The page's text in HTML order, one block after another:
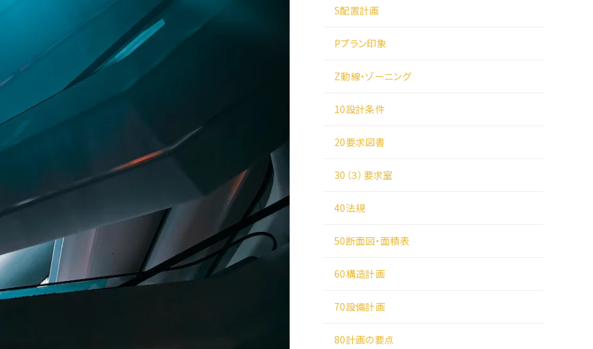
S配置計画
Pプラン印象
Z動線・ゾーニング
10設計条件
20要求図書
30（３）要求室
40法規
50断面図・面積表
60構造計画
70設備計画
80計画の要点